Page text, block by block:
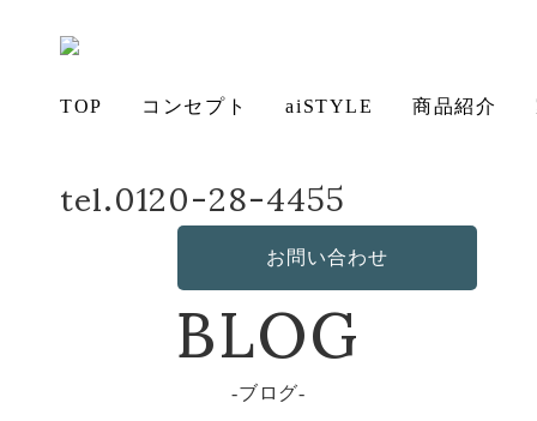
TOP コンセプト
いて
保証につ
aiSTYLE 商品紹介
ソフ
ベッ
デス
造
ファ
tel.0120-28-4455
お問い合わせ
BLOG
ブログ